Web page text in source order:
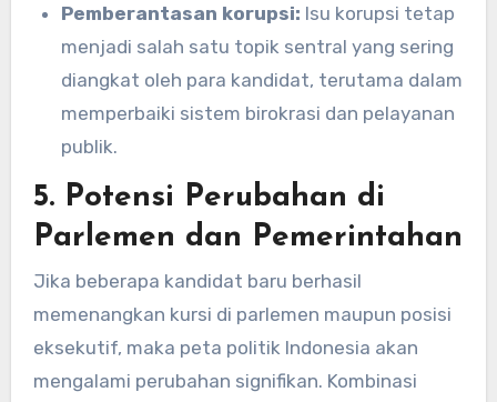
Pemberantasan korupsi: Isu korupsi tetap
menjadi salah satu topik sentral yang sering
diangkat oleh para kandidat, terutama dalam
memperbaiki sistem birokrasi dan pelayanan
publik.
5. Potensi Perubahan di
Parlemen dan Pemerintahan
Jika beberapa kandidat baru berhasil
memenangkan kursi di parlemen maupun posisi
eksekutif, maka peta politik Indonesia akan
mengalami perubahan signifikan. Kombinasi